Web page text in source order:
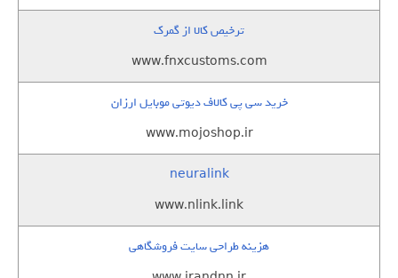
ترخیص کالا از گمرک
www.fnxcustoms.com
خرید سی پی کالاف دیوتی موبایل ارزان
www.mojoshop.ir
neuralink
www.nlink.link
هزینه طراحی سایت فروشگاهی